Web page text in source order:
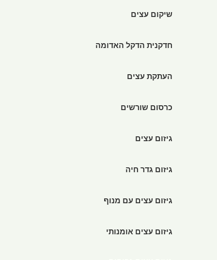
שיקום עצים
חדקנית הדקל האדומה
העתקת עצים
כרסום שורשים
גיזום עצים
גיזום גדר חיה
גיזום עצים עם מנוף
גיזום עצים אומנותי